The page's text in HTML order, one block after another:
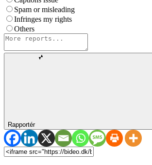
Spam or misleading
Infringes my rights
Others
Rapportér